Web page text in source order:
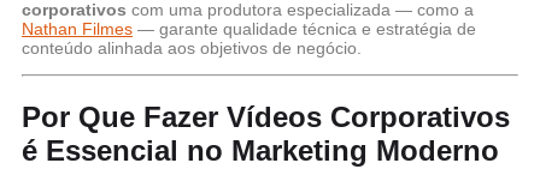
corporativos com uma produtora especializada — como a
Nathan Filmes — garante qualidade técnica e estratégia de
conteúdo alinhada aos objetivos de negócio.
Por Que Fazer Vídeos Corporativos
é Essencial no Marketing Moderno